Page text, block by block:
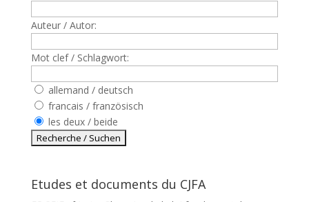
Auteur / Autor:
Mot clef / Schlagwort:
allemand / deutsch
francais / französisch
les deux / beide
Etudes et documents du CJFA